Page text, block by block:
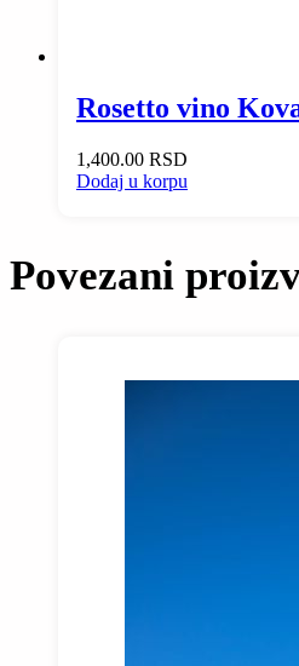
Rosetto vino
1,400.00 RSD
Dodaj u korpu
Povezani